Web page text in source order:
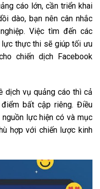
cáo lớn, cần triển khai
dào, bạn nên cân nhắc
Việc tìm đến các
lực thực thi sẽ giúp tối ưu
chiến dịch Facebook
dịch vụ quảng cáo thì cả
bất cập riêng. Điều
lực hiện có và mục
hợp với chiến lược kinh